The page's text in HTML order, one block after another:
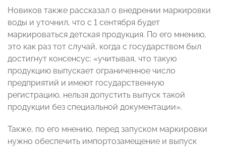
Новиков также рассказал о внедрении маркировки
воды и уточнил, что с 1 сентября будет
маркироваться детская продукция. По его мнению,
это как раз тот случай, когда с государством был
достигнут консенсус: «учитывая, что такую
продукцию выпускает ограниченное число
предприятий и имеют государственную
регистрацию, нельзя допустить выпуск такой
продукции без специальной документации».
Также, по его мнению, перед запуском маркировки
нужно обеспечить импортозамещение и выпуск